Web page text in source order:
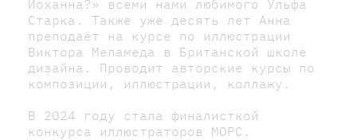
Йоханна?» всеми нами любимого Ульфа
Старка. Также уже десять лет Анна
преподаёт на курсе по иллюстрации
Виктора Меламеда в Британской школе
дизайна. Проводит авторские курсы по
композиции, иллюстрации, коллажу.
В 2024 году стала финалисткой
конкурса иллюстраторов МОРС.